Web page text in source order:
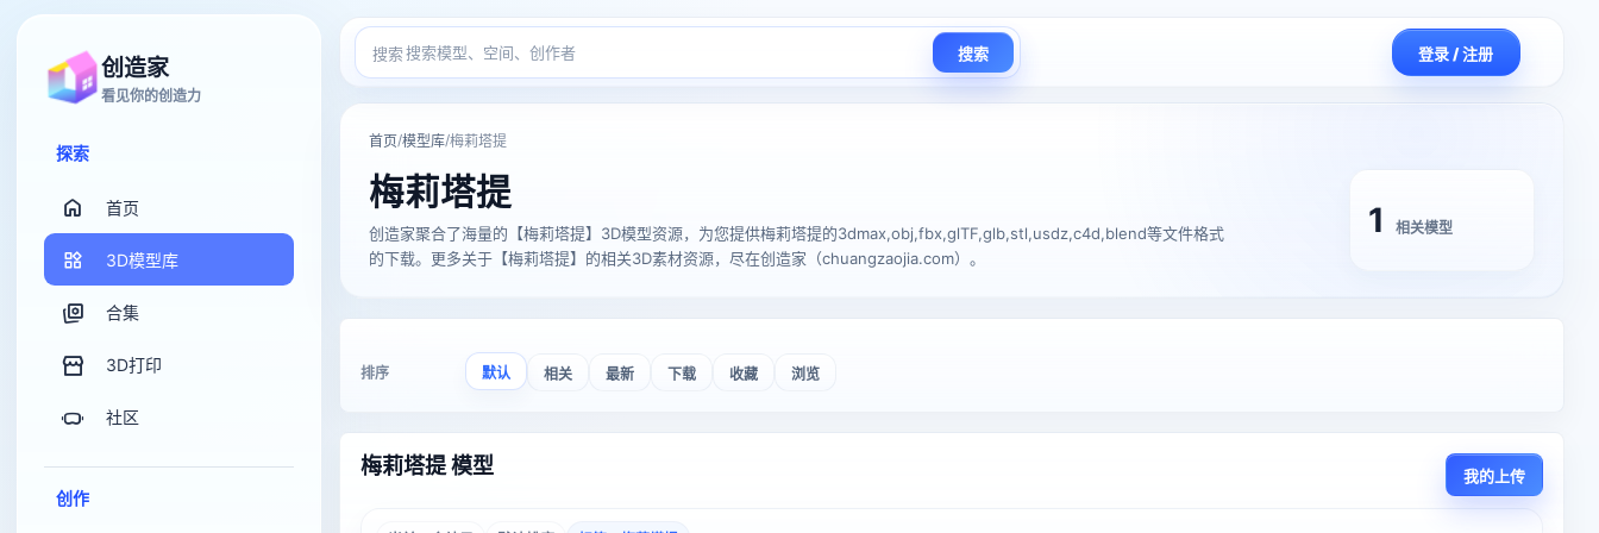
创造家
看见你的创造力
探索
首页
3D模型库
合集
3D打印
社区
创作
搜索 搜索 登录 / 注册
首页/模型库/梅莉塔提
梅莉塔提
创造家聚合了海量的【梅莉塔提】3D模型资源，为您提供梅莉塔提的3dmax,obj,fbx,glTF,glb,stl,usdz,c4d,blend等文件格式
的下载。更多关于【梅莉塔提】的相关3D素材资源，尽在创造家（chuangzaojia.com）。
1 相关模型
排序 默认 相关 最新 下载 收藏 浏览
梅莉塔提 模型 我的上传